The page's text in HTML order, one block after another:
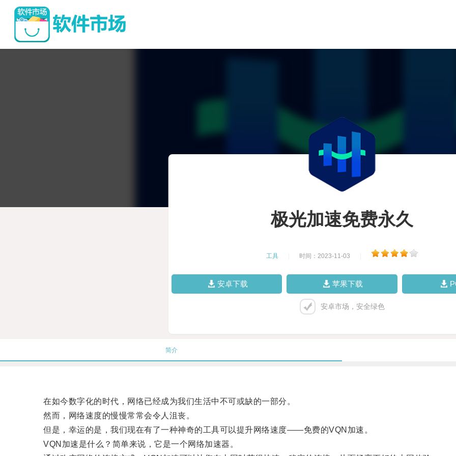
极光加速免费永久
工具 时间：2023-11-03
安卓下载 苹果下载
安卓市场，安全绿色
简介
在如今数字化的时代，网络已经成为我们生活中不可或缺的一部分。
然而，网络速度的慢慢常常会令人沮丧。
但是，幸运的是，我们现在有了一种神奇的工具可以提升网络速度——免费的VQN加速。
VQN加速是什么？简单来说，它是一个网络加速器。